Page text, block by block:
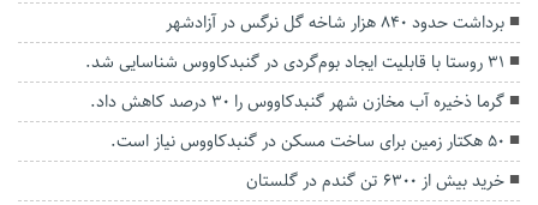
‌برداشت حدود ۸۴۰ هزار شاخه گل نرگس در آزادشهر
۳۱ روستا با قابلیت ایجاد بوم‌گردی در گنبدکاووس شناسایی شد.
گرما ذخیره آب مخازن شهر گنبدکاووس را ۳۰ درصد کاهش داد.
۵۰ هکتار زمین برای ساخت مسکن در گنبدکاووس نیاز است.
خرید بیش از ۶۳۰۰ تن گندم در گلستان